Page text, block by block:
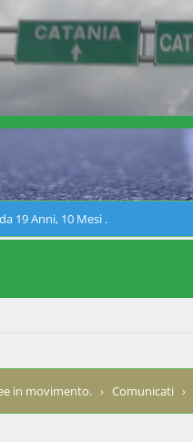
19 Anni, 10 Mesi .
in movimento. › Comunicati ›